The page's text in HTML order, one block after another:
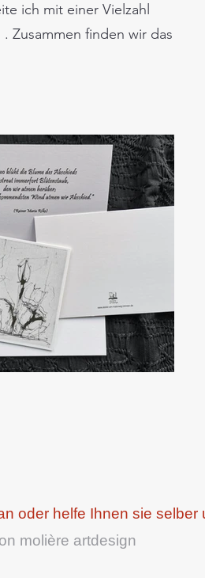
ich mit einer Vielzahl
Zusammen finden wir das
oder helfe Ihnen sie selber
molière artdesign